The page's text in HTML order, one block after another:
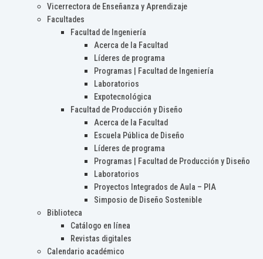
Vicerrectora de Enseñanza y Aprendizaje
Facultades
Facultad de Ingeniería
Acerca de la Facultad
Líderes de programa
Programas | Facultad de Ingeniería
Laboratorios
Expotecnológica
Facultad de Producción y Diseño
Acerca de la Facultad
Escuela Pública de Diseño
Líderes de programa
Programas | Facultad de Producción y Diseño
Laboratorios
Proyectos Integrados de Aula – PIA
Simposio de Diseño Sostenible
Biblioteca
Catálogo en línea
Revistas digitales
Calendario académico